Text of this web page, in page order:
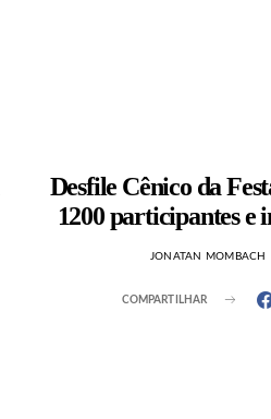
Desfile Cênico da
1200 participantes e
JONATAN MOMBACH
COMPARTILHAR